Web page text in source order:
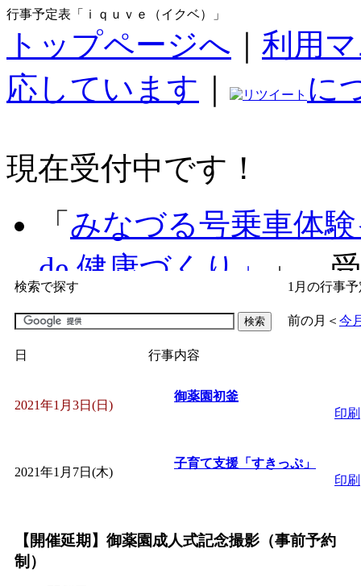
行事予定表「ｉｑｕｖｅ（イクベ）」
トップページへ
利用
応しています
に
現在受付中です！
「 みなづる号乗車体
de 健康づくり」
」 受
「子育て交流広場「
間：2026/07/09～
「皆鶴姫のこびる塾
「子育て講座「ばん
2026/07/10～2026/08/
検索で探す 1月の行事
前の月 ＜ 今
日 行事内容
2021年1月3日(日)
御薬園初釜
印刷
2021年1月7日(木)
子育て支援「すきっぷ」
印刷
【開催延期】御薬園成人式記念撮影（事前予約
制）